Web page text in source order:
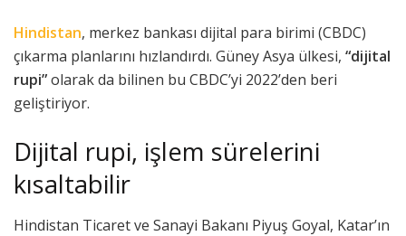
Hindistan, merkez bankası dijital para birimi (CBDC)
çıkarma planlarını hızlandırdı. Güney Asya ülkesi, “dijital
rupi”olarak da bilinen bu CBDC’yi 2022’den beri
geliştiriyor.
Dijital rupi, işlem sürelerini
kısaltabilir
Hindistan Ticaret ve Sanayi Bakanı Piyuş Goyal, Katar’ın